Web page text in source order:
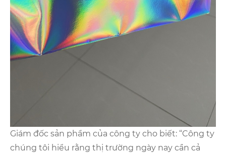
Giám đốc sản phẩm của công ty cho biết: “Công ty
chúng tôi hiểu rằng thị trường ngày nay cần cả